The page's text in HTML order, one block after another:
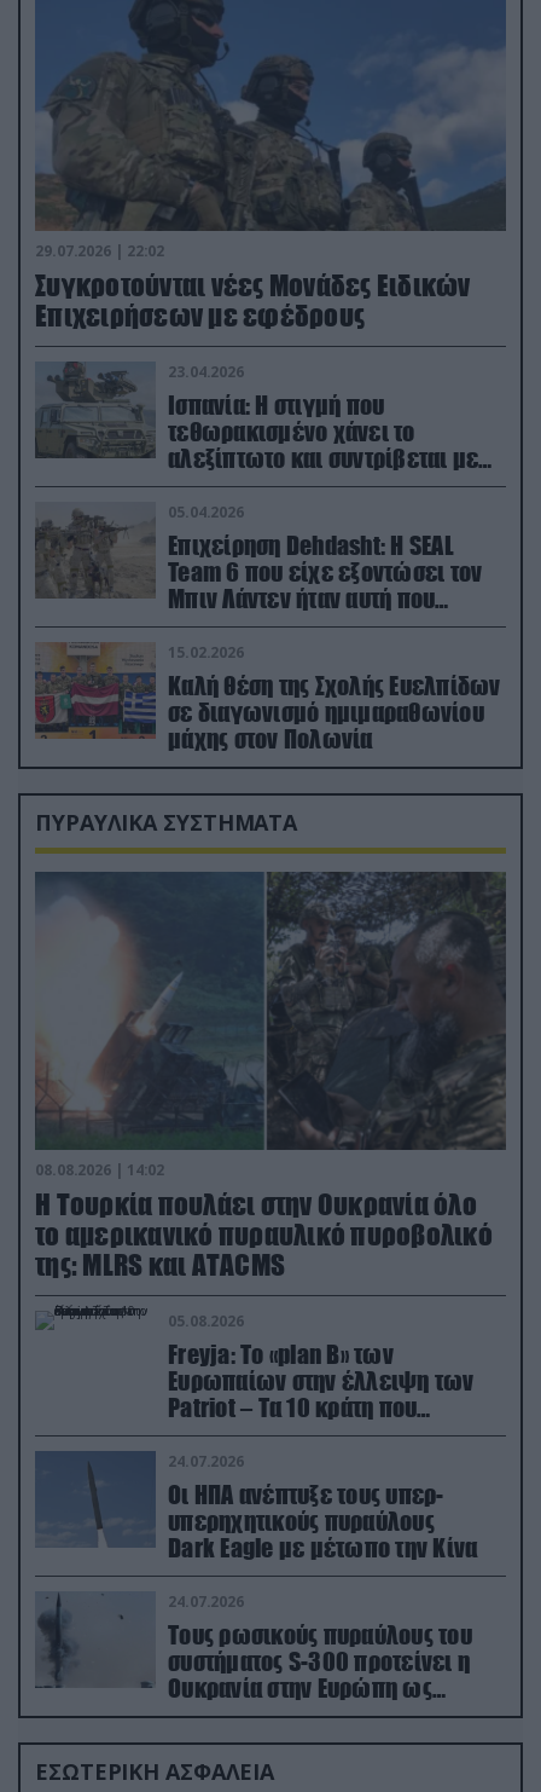
29.07.2026 | 22:02
Συγκροτούνται νέες Μονάδες Ειδικών
Επιχειρήσεων με εφέδρους
23.04.2026
Ισπανία: Η στιγμή που
τεθωρακισμένο χάνει το
αλεξίπτωτο και συντρίβεται με
ορμή στο έδαφος (βίντεο)
05.04.2026
Επιχείρηση Dehdasht: Η SEAL
Team 6 που είχε εξοντώσει τον
Μπιν Λάντεν ήταν αυτή που
διέσωσε τον πιλότο του F-15
15.02.2026
Καλή θέση της Σχολής Ευελπίδων
σε διαγωνισμό ημιμαραθωνίου
μάχης στον Πολωνία
ΠΥΡΑΥΛΙΚΑ ΣΥΣΤΗΜΑΤΑ
08.08.2026 | 14:02
Η Τουρκία πουλάει στην Ουκρανία όλο
το αμερικανικό πυραυλικό πυροβολικό
της: MLRS και ΑΤΑCMS
05.08.2026
Freyja: Το «plan Β» των
Ευρωπαίων στην έλλειψη των
Patriot – Τα 10 κράτη που
συμμετέχουν στο δίκτυο
συνεργασίας
24.07.2026
Οι ΗΠΑ ανέπτυξε τους υπερ-
υπερηχητικούς πυραύλους
Dark Eagle με μέτωπο την Κίνα
24.07.2026
Τους ρωσικούς πυραύλους του
συστήματος S-300 προτείνει η
Ουκρανία στην Ευρώπη ως
αντιβαλλιστικό σύστημα
ΕΣΩΤΕΡΙΚΗ ΑΣΦΑΛΕΙΑ